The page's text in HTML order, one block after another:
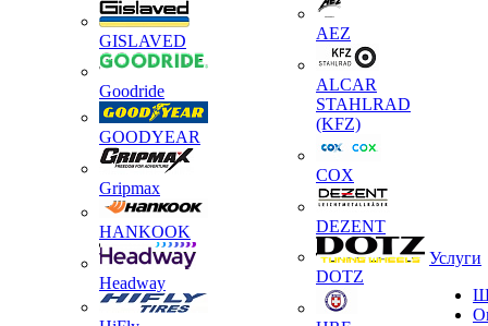
GISLAVED
Goodride
GOODYEAR
Gripmax
HANKOOK
Headway
AEZ
ALCAR
STAHLRAD
(KFZ)
COX
DEZENT
DOTZ
Услуги